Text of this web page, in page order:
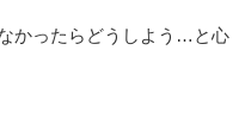
かったらどうしよう…と心